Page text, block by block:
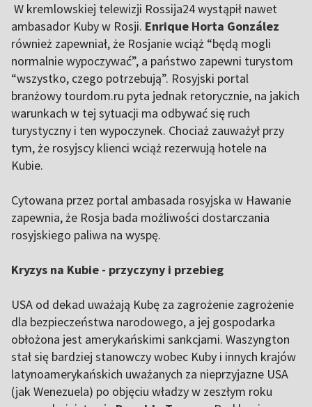
W kremlowskiej telewizji Rossija24 wystąpił nawet
ambasador Kuby w Rosji. Enrique Horta González
również zapewniał, że Rosjanie wciąż “będą mogli
normalnie wypoczywać”, a państwo zapewni turystom
“wszystko, czego potrzebują”. Rosyjski portal
branżowy tourdom.ru pyta jednak retorycznie, na jakich
warunkach w tej sytuacji ma odbywać się ruch
turystyczny i ten wypoczynek. Chociaż zauważył przy
tym, że rosyjscy klienci wciąż rezerwują hotele na
Kubie.
Cytowana przez portal ambasada rosyjska w Hawanie
zapewnia, że Rosja bada możliwości dostarczania
rosyjskiego paliwa na wyspę.
Kryzys na Kubie - przyczyny i przebieg
USA od dekad uważają Kubę za zagrożenie zagrożenie
dla bezpieczeństwa narodowego, a jej gospodarka
obłożona jest amerykańskimi sankcjami. Waszyngton
stał się bardziej stanowczy wobec Kuby i innych krajów
latynoamerykańskich uważanych za nieprzyjazne USA
(jak Wenezuela) po objęciu władzy w zeszłym roku